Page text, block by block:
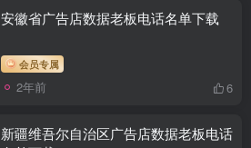
安徽省广告店数据老板电话名单下载
会员专属
2年前 6
新疆维吾尔自治区广告店数据老板电话